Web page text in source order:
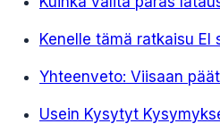
Kenelle tämä ratkaisu EI
Yhteenveto: Viisaan
Usein Kysytyt